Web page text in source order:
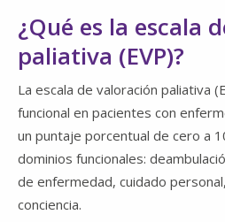
¿Qué es la escala
paliativa (EVP)?
La escala de valoración paliativa
funcional en pacientes con
un puntaje porcentual de cero a
dominios funcionales:
de enfermedad, cuidado
conciencia.